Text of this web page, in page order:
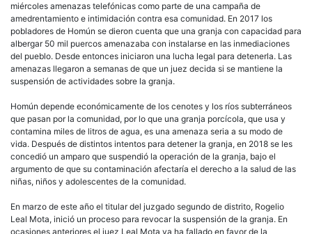
miércoles amenazas telefónicas como parte de una campaña de
amedrentamiento e intimidación contra esa comunidad. En 2017 los
pobladores de Homún se dieron cuenta que una granja con capacidad para
albergar 50 mil puercos amenazaba con instalarse en las inmediaciones
del pueblo. Desde entonces iniciaron una lucha legal para detenerla. Las
amenazas llegaron a semanas de que un juez decida si se mantiene la
suspensión de actividades sobre la granja.
Homún depende económicamente de los cenotes y los ríos subterráneos
que pasan por la comunidad, por lo que una granja porcícola, que usa y
contamina miles de litros de agua, es una amenaza seria a su modo de
vida. Después de distintos intentos para detener la granja, en 2018 se les
concedió un amparo que suspendió la operación de la granja, bajo el
argumento de que su contaminación afectaría el derecho a la salud de las
niñas, niños y adolescentes de la comunidad.
En marzo de este año el titular del juzgado segundo de distrito, Rogelio
Leal Mota, inició un proceso para revocar la suspensión de la granja. En
ocasiones anteriores el juez Leal Mota ya ha fallado en favor de la